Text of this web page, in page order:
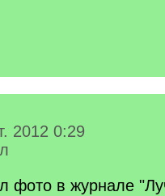
2012 0:29
фото в журнале